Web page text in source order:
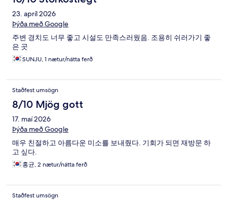
23. apríl 2026
Þýða með Google
주변 경치도 너무 좋고 시설도 만족스러웠음. 조용히 쉬러가기 좋
은 곳
SUNJU, 1 nætur/nátta ferð
Staðfest umsögn
8/10 Mjög gott
17. maí 2026
Þýða með Google
매우 친절하고 아름다운 미소를 보내줬다. 기회가 되면 재방문 하
고 싶다.
홍균, 2 nætur/nátta ferð
Staðfest umsögn